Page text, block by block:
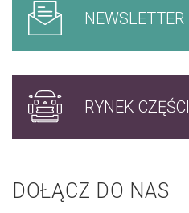
NEWSLETTER
RYNEK CZĘŚCI
DOŁĄCZ DO NAS